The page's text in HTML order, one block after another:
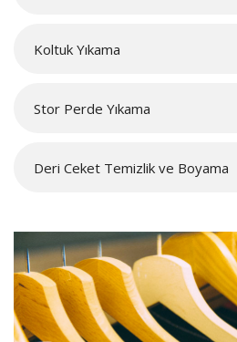
Koltuk Yıkama
Stor Perde Yıkama
Deri Ceket Temizlik ve Boyama